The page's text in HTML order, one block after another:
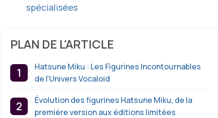
spécialisées
PLAN DE L'ARTICLE
Hatsune Miku : Les Figurines Incontournables
de l’Univers Vocaloid
Évolution des figurines Hatsune Miku, de la
première version aux éditions limitées